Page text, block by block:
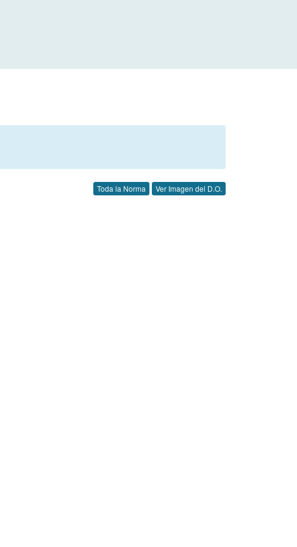
Toda la Norma Ver Imagen del D.O.